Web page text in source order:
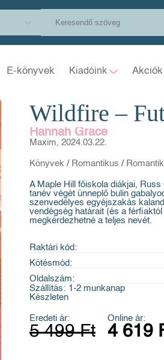
E-könyvek Kiadóink Akciók
Wildfire –
Hannah Grace
Maxim, 2024.03.22.
Könyvek / Romantikus /
A Maple Hill főiskola diákjai,
tanév végét ünneplő bulin
szenvedélyes egyéjszakás
vendégség határait (és a
megkérdezhetné a teljes nevét.
Raktári kód:
Kötésmód:
Oldalszám:
Szállítás: 1-2 munkanap
Készleten
Eredeti ár:
5 499 Ft
Online ár:
4 619